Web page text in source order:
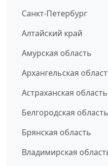
Санкт-Петербург
Алтайский край
Амурская область
Архангельская
Астраханская область
Белгородская область
Брянская область
Владимирская